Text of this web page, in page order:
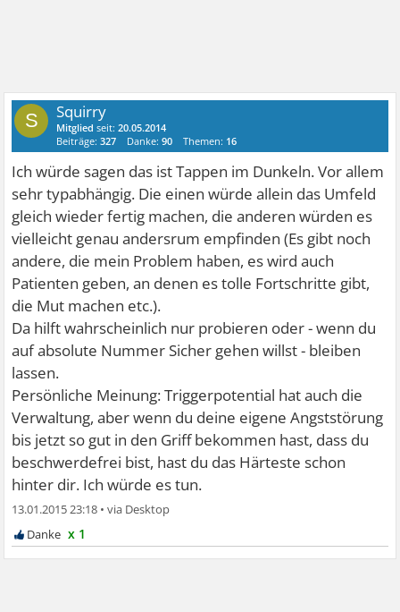
S Squirry
Mitglied seit:20.05.2014
Beiträge:327 Danke:90 Themen: 16
Ich würde sagen das ist Tappen im Dunkeln. Vor allem
sehr typabhängig. Die einen würde allein das Umfeld
gleich wieder fertig machen, die anderen würden es
vielleicht genau andersrum empfinden (Es gibt noch
andere, die mein Problem haben, es wird auch
Patienten geben, an denen es tolle Fortschritte gibt,
die Mut machen etc.).
Da hilft wahrscheinlich nur probieren oder - wenn du
auf absolute Nummer Sicher gehen willst - bleiben
lassen.
Persönliche Meinung: Triggerpotential hat auch die
Verwaltung, aber wenn du deine eigene Angststörung
bis jetzt so gut in den Griff bekommen hast, dass du
beschwerdefrei bist, hast du das Härteste schon
hinter dir. Ich würde es tun.
13.01.2015 23:18 •
x 1